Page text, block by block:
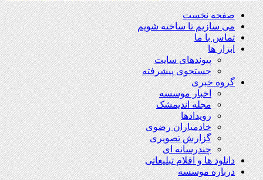
صفحه نخست
می سازیم تا ساخته شویم
تماس با ما
ابزار ها
پیوندهای سایت
جستجوی پیشرفته
گروه خبری
اخبار موسسه
مجله اندیمشک
رویدادها
خادمیاران رضوی
گزارش تصویری
چندرسانه ای
دانلود ها و اقلام تبلیغاتی
درباره موسسه